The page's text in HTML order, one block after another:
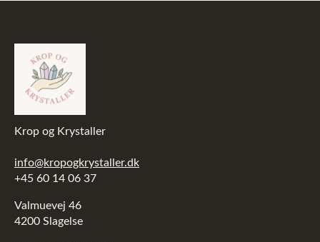
Krop og Krystaller
info@kropogkrystaller.dk
+45 60 14 06 37
Valmuevej 46
4200 Slagelse